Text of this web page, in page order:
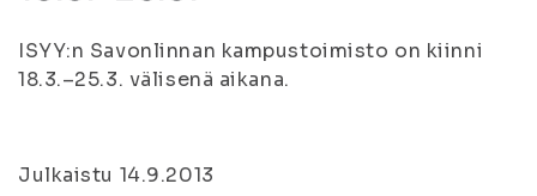
ISYY:n Savonlinnan kampustoimisto on kiinni
18.3.–25.3. välisenä aikana.
Julkaistu 14.9.2013